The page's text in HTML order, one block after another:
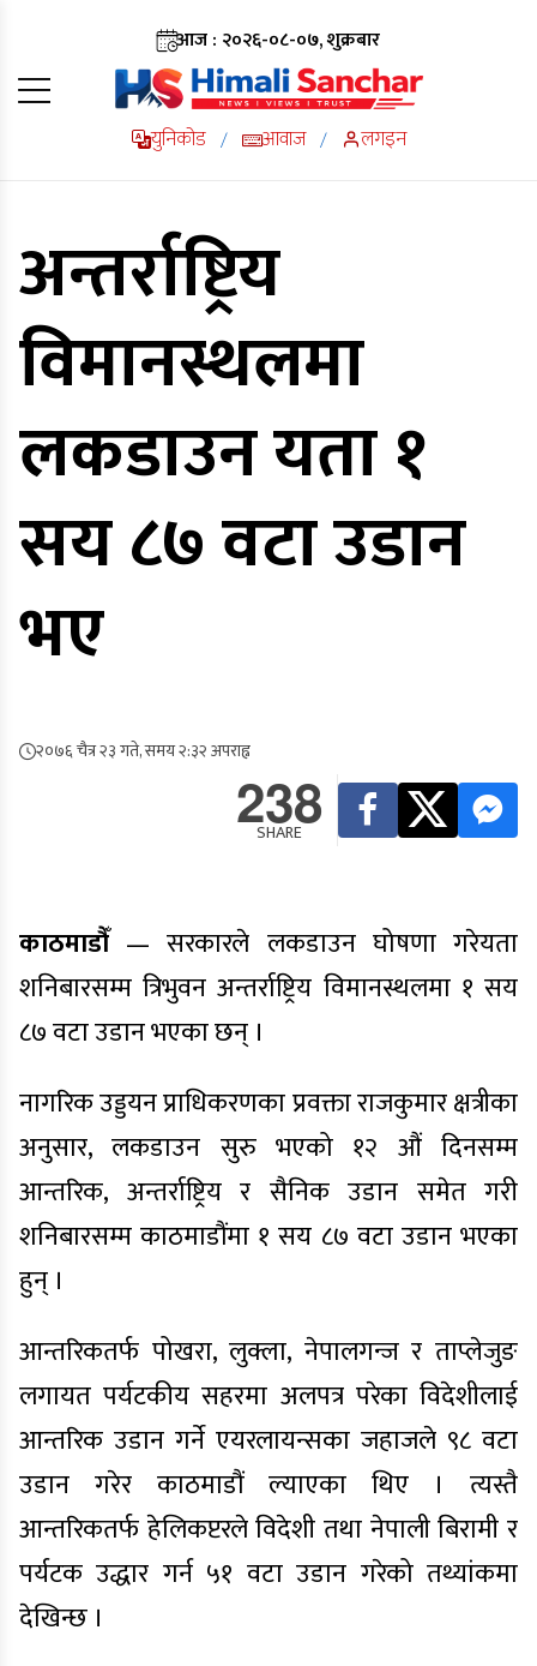
आज : २०२६-०८-०७, शुक्रबार
युनिकोड / आवाज / लगइन
अन्तर्राष्ट्रिय
विमानस्थलमा
लकडाउन यता १
सय ८७ वटा उडान
भए
२०७६ चैत्र २३ गते, समय २:३२ अपराह्न
238
SHARE
काठमाडौँ— सरकारले लकडाउन घोषणा गरेयता
शनिबारसम्म त्रिभुवन अन्तर्राष्ट्रिय विमानस्थलमा १ सय
८७ वटा उडान भएका छन् ।
नागरिक उड्डयन प्राधिकरणका प्रवक्ता राजकुमार क्षत्रीका
अनुसार, लकडाउन सुरु भएको १२ औं दिनसम्म
आन्तरिक, अन्तर्राष्ट्रिय र सैनिक उडान समेत गरी
शनिबारसम्म काठमाडौंमा १ सय ८७ वटा उडान भएका
हुन् ।
आन्तरिकतर्फ पोखरा, लुक्ला, नेपालगन्ज र ताप्लेजुङ
लगायत पर्यटकीय सहरमा अलपत्र परेका विदेशीलाई
आन्तरिक उडान गर्ने एयरलायन्सका जहाजले ९८ वटा
उडान गरेर काठमाडौं ल्याएका थिए । त्यस्तै
आन्तरिकतर्फ हेलिकप्टरले विदेशी तथा नेपाली बिरामी र
पर्यटक उद्धार गर्न ५१ वटा उडान गरेको तथ्यांकमा
देखिन्छ ।